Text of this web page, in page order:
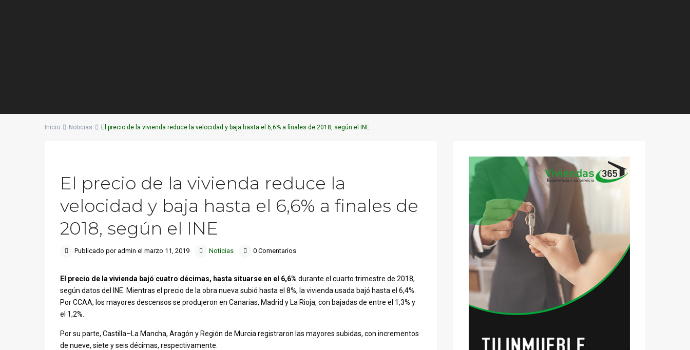
Inicio Noticias El precio de la vivienda reduce la velocidad y baja hasta el 6,6% a finales de 2018, según el INE
El precio de la vivienda reduce la
velocidad y baja hasta el 6,6% a finales de
2018, según el INE
Publicado por admin el marzo 11, 2019 Noticias 0 Comentarios
El precio de la vivienda bajó cuatro décimas, hasta situarse en el 6,6% durante el cuarto trimestre de 2018,
según datos del INE. Mientras el precio de la obra nueva subió hasta el 8%, la vivienda usada bajó hasta el 6,4%.
Por CCAA, los mayores descensos se produjeron en Canarias, Madrid y La Rioja, con bajadas de entre el 1,3% y
el 1,2%.
Por su parte, Castilla–La Mancha, Aragón y Región de Murcia registraron las mayores subidas, con incrementos
de nueve, siete y seis décimas, respectivamente.